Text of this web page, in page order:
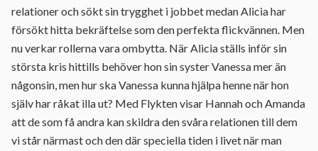
relationer och sökt sin trygghet i jobbet medan Alicia har
försökt hitta bekräftelse som den perfekta flickvännen. Men
nu verkar rollerna vara ombytta. När Alicia ställs inför sin
största kris hittills behöver hon sin syster Vanessa mer än
någonsin, men hur ska Vanessa kunna hjälpa henne när hon
själv har råkat illa ut? Med Flykten visar Hannah och Amanda
att de som få andra kan skildra den svåra relationen till dem
vi står närmast och den där speciella tiden i livet när man